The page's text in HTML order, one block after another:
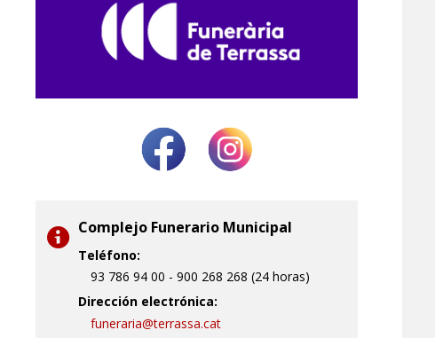
Complejo Funerario Municipal
Teléfono:
93 786 94 00 - 900 268 268 (24 horas)
Dirección electrónica:
funeraria@terrassa.cat